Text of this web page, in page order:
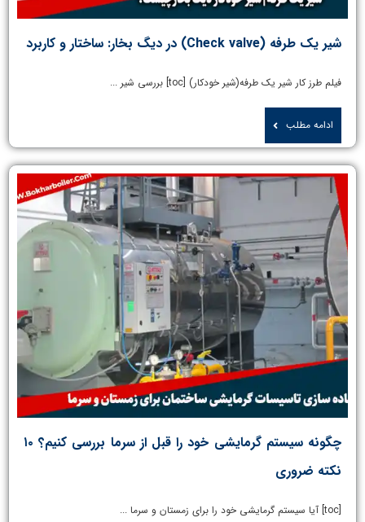
شیر یک طرفه (Check valve) در دیگ بخار: ساختار و کاربرد
فیلم طرز کار شیر یک طرفه(شیر خودکار) [toc] بررسی شیر ...
ادامه مطلب
چگونه سیستم گرمایشی خود را قبل از سرما بررسی کنیم؟ ۱۰
نکته ضروری
[toc] آیا سیستم گرمایشی خود را برای زمستان و سرما ...